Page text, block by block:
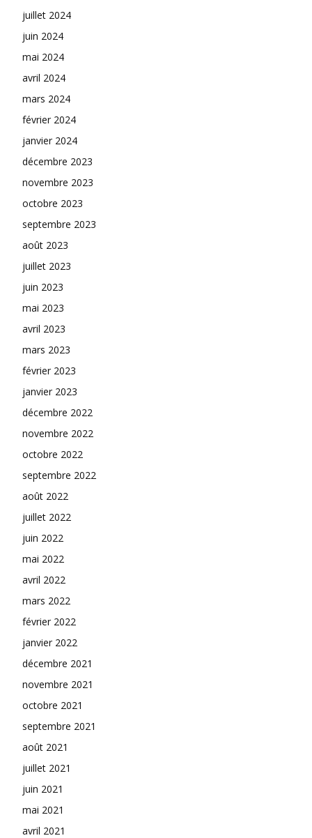
juillet 2024
juin 2024
mai 2024
avril 2024
mars 2024
février 2024
janvier 2024
décembre 2023
novembre 2023
octobre 2023
septembre 2023
août 2023
juillet 2023
juin 2023
mai 2023
avril 2023
mars 2023
février 2023
janvier 2023
décembre 2022
novembre 2022
octobre 2022
septembre 2022
août 2022
juillet 2022
juin 2022
mai 2022
avril 2022
mars 2022
février 2022
janvier 2022
décembre 2021
novembre 2021
octobre 2021
septembre 2021
août 2021
juillet 2021
juin 2021
mai 2021
avril 2021